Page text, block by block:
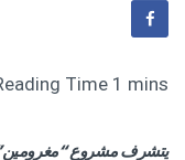
يتشرف مشروع